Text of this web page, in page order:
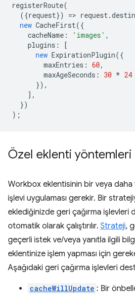
registerRoute(
({request}) => request.
new CacheFirst({
cacheName : 'images' ,
plugins :
[
new ExpirationPlugin({
maxEntries : 60,
maxAgeSeconds : 30 * 24
}),
],
})
);
Özel eklenti yöntemleri
Workbox eklentisinin bir veya daha
işlevi uygulaması gerekir. Bir
eklediğinizde geri çağırma işlevleri
otomatik olarak çalıştırılır. Strateji,
geçerli istek ve/veya yanıtla ilgili
eklentinize işlem yapması için
Aşağıdaki geri çağırma işlevleri
cacheWillUpdate : Bir